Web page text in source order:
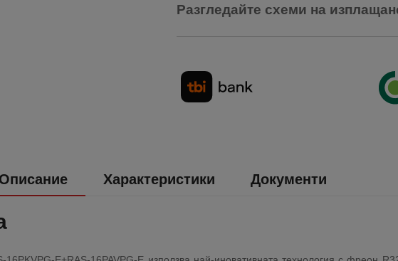
Разгледайте схеми на
Описание Характеристики Документи